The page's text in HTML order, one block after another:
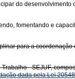
do
fomentando e
para a
- SEJUF,
dada pela Lei